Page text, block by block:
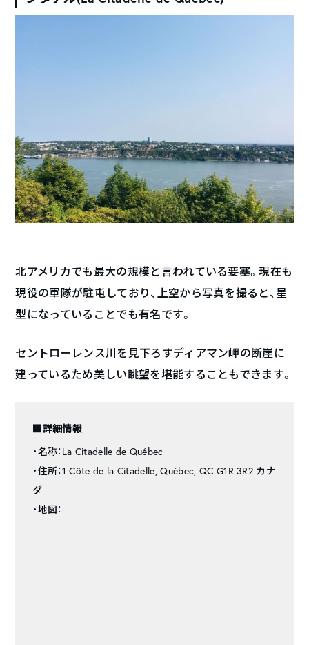
北アメリカでも最大の規模と言われている要塞。現在も
現役の軍隊が駐屯しており、上空から写真を撮ると、星
型になっていることでも有名です。
セントローレンス川を見下ろすディアマン岬の断崖に
建っているため美しい眺望を堪能することもできます。
■詳細情報
・名称：La Citadelle de Québec
・住所：1 Côte de la Citadelle, Québec, QC G1R 3R2 カナ
ダ
・地図：